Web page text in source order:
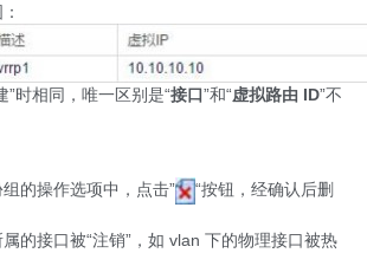
”时相同，唯一区别是“接口”和“虚拟路由 ID”不
的操作选项中，点击”
“按钮，经确认后删
的接口被“注销”，如 vlan 下的物理接口被热